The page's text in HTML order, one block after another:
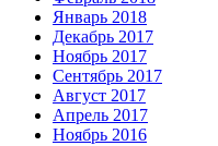
Январь 2018
Декабрь 2017
Ноябрь 2017
Сентябрь 2017
Август 2017
Апрель 2017
Ноябрь 2016